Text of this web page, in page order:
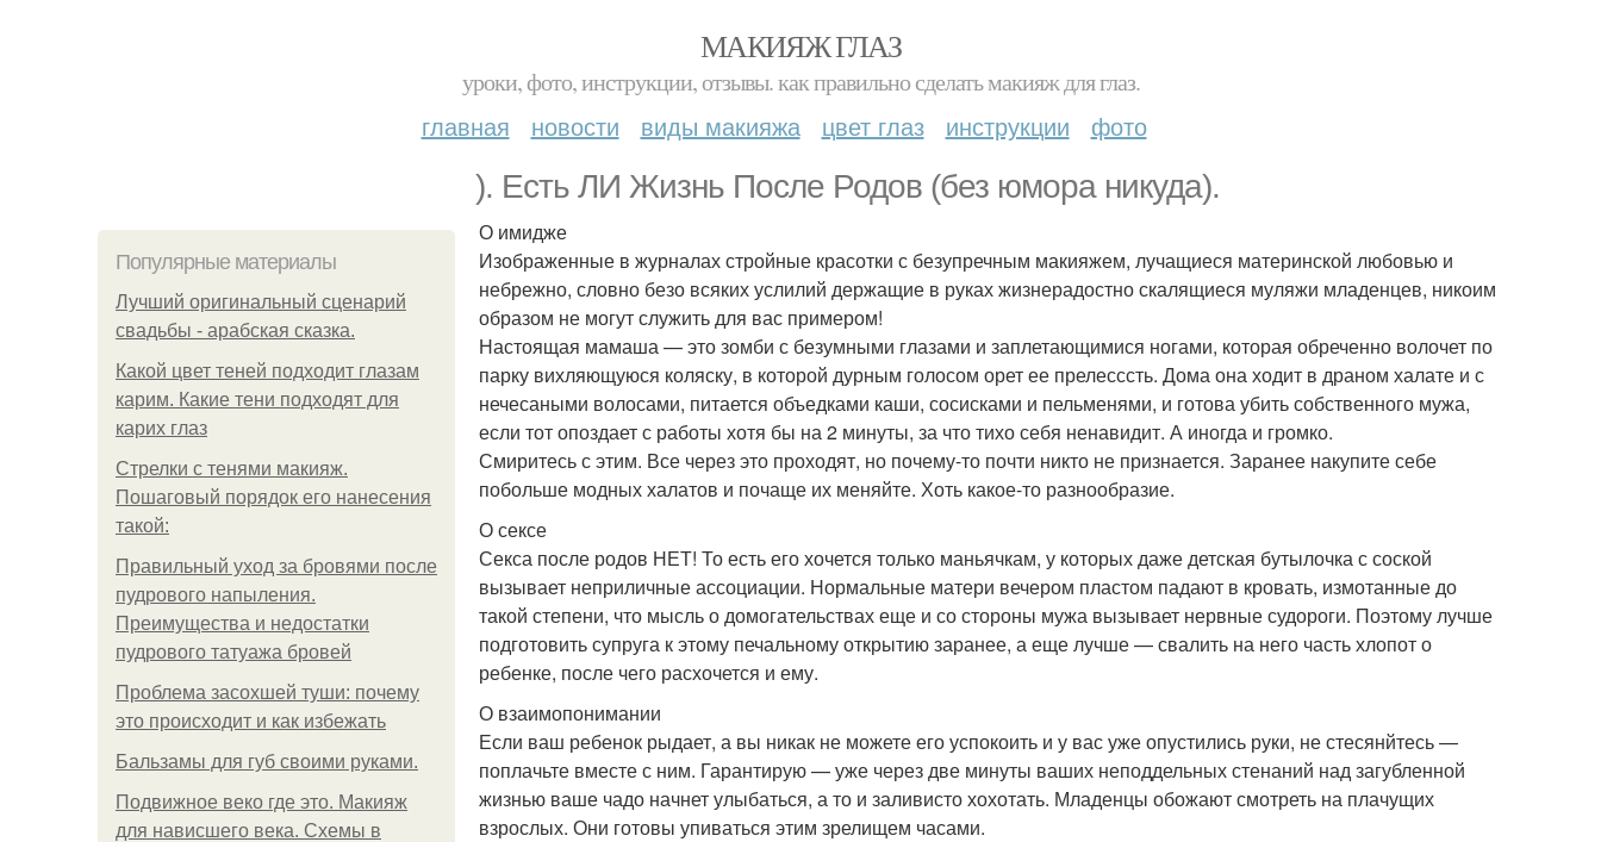
МАКИЯЖ ГЛАЗ
уроки, фото, инструкции, отзывы. как правильно сделать макияж для глаз.
главная новости виды макияжа цвет глаз инструкции фото
). Есть ЛИ Жизнь После Родов (без юмора никуда).
Популярные материалы
Лучший оригинальный сценарий
свадьбы - арабская сказка.
Какой цвет теней подходит глазам
карим. Какие тени подходят для
карих глаз
Стрелки с тенями макияж.
Пошаговый порядок его нанесения
такой:
Правильный уход за бровями после
пудрового напыления.
Преимущества и недостатки
пудрового татуажа бровей
Проблема засохшей туши: почему
это происходит и как избежать
Бальзамы для губ своими руками.
Подвижное веко где это. Макияж
для нависшего века. Схемы в
О имидже
Изображенные в журналах стройные красотки с безупречным макияжем, лучащиеся материнской любовью и
небрежно, словно безо всяких услилий держащие в руках жизнерадостно скалящиеся муляжи младенцев, никоим
образом не могут служить для вас примером!
Настоящая мамаша — это зомби с безумными глазами и заплетающимися ногами, которая обреченно волочет по
парку вихляющуюся коляску, в которой дурным голосом орет ее прелесссть. Дома она ходит в драном халате и с
нечесаными волосами, питается объедками каши, сосисками и пельменями, и готова убить собственного мужа,
если тот опоздает с работы хотя бы на 2 минуты, за что тихо себя ненавидит. А иногда и громко.
Смиритесь с этим. Все через это проходят, но почему-то почти никто не признается. Заранее накупите себе
побольше модных халатов и почаще их меняйте. Хоть какое-то разнообразие.
О сексе
Секса после родов НЕТ! То есть его хочется только маньячкам, у которых даже детская бутылочка с соской
вызывает неприличные ассоциации. Нормальные матери вечером пластом падают в кровать, измотанные до
такой степени, что мысль о домогательствах еще и со стороны мужа вызывает нервные судороги. Поэтому лучше
подготовить супруга к этому печальному открытию заранее, а еще лучше — свалить на него часть хлопот о
ребенке, после чего расхочется и ему.
О взаимопонимании
Если ваш ребенок рыдает, а вы никак не можете его успокоить и у вас уже опустились руки, не стесянйтесь —
поплачьте вместе с ним. Гарантирую — уже через две минуты ваших неподдельных стенаний над загубленной
жизнью ваше чадо начнет улыбаться, а то и заливисто хохотать. Младенцы обожают смотреть на плачущих
взрослых. Они готовы упиваться этим зрелищем часами.